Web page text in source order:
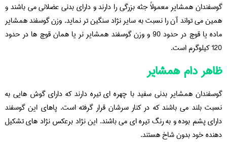
گوسفندان همشایر معمولاً جثه بزرگی را دارند و دارای بدنی عضلانی می باشند و
همین می تواند آن را نسبت به سایر نژاد سنگین تر نماید. وزن گوسفند همشایر
ماده یا قوچ در حدود 90 و وزن گوسفند همشایر نر یا همان قوچ ها در حدود
120 کیلوگرم است.
ظاهر دام همشایر
گوسفندان همشایر بدنی سفید با چهره ای تیره دارند که دارای گوش هایی به
نسبت بلند می باشند که در کنار سرشان قرار گرفته است. پاهای این گوسفند
دارای پشم بوده و به رنگ تیره ای می باشند. این نژاد برعکس نژاد های تشکیل
دهنده خود بدون شاخ هستند.